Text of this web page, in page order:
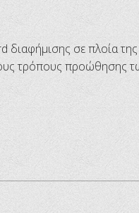
διαφήμισης σε πλοία της
τρόπους προώθησης